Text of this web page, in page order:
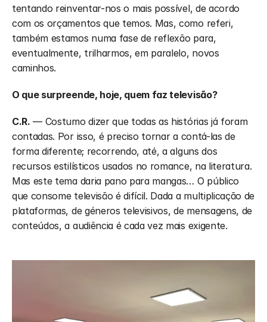
tentando reinventar-nos o mais possível, de acordo
com os orçamentos que temos. Mas, como referi,
também estamos numa fase de reflexão para,
eventualmente, trilharmos, em paralelo, novos
caminhos.
O que surpreende, hoje, quem faz televisão?
C.R. — Costumo dizer que todas as histórias já foram
contadas. Por isso, é preciso tornar a contá-las de
forma diferente; recorrendo, até, a alguns dos
recursos estilísticos usados no romance, na literatura.
Mas este tema daria pano para mangas… O público
que consome televisão é difícil. Dada a multiplicação de
plataformas, de géneros televisivos, de mensagens, de
conteúdos, a audiência é cada vez mais exigente.